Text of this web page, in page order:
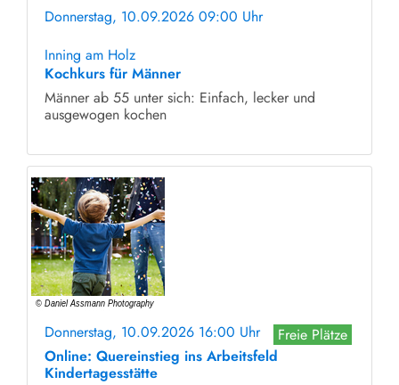
Donnerstag, 10.09.2026 09:00 Uhr
Inning am Holz
Kochkurs für Männer
Männer ab 55 unter sich: Einfach, lecker und
ausgewogen kochen
Donnerstag, 10.09.2026 16:00 Uhr
Freie Plätze
Online: Quereinstieg ins Arbeitsfeld
Kindertagesstätte